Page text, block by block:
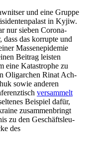
und eine Gruppe
in Kyjiw.
nur sieben Corona-
das kor­rupte und
Mas­sen­epi­de­mie
Beitrag leisten
eine Kata­stro­phe zu
Olig­ar­chen Rinat Ach­
sowie anderen
ver­sam­melt
Bei­spiel dafür,
zusam­men­bringt
zu den Geschäfts­leu­
des